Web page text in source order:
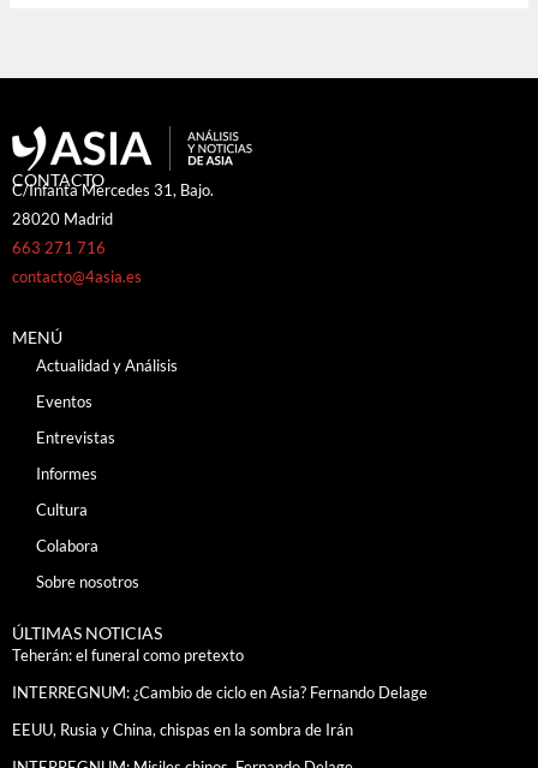
CONTACTO
C/Infanta Mercedes 31, Bajo.
28020 Madrid
663 271 716
contacto@4asia.es
MENÚ
Actualidad y Análisis
Eventos
Entrevistas
Informes
Cultura
Colabora
Sobre nosotros
ÚLTIMAS NOTICIAS
Teherán: el funeral como pretexto
INTERREGNUM: ¿Cambio de ciclo en Asia? Fernando Delage
EEUU, Rusia y China, chispas en la sombra de Irán